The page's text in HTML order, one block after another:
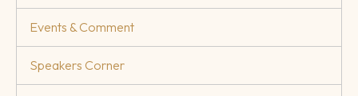
Events & Comment
Speakers Corner